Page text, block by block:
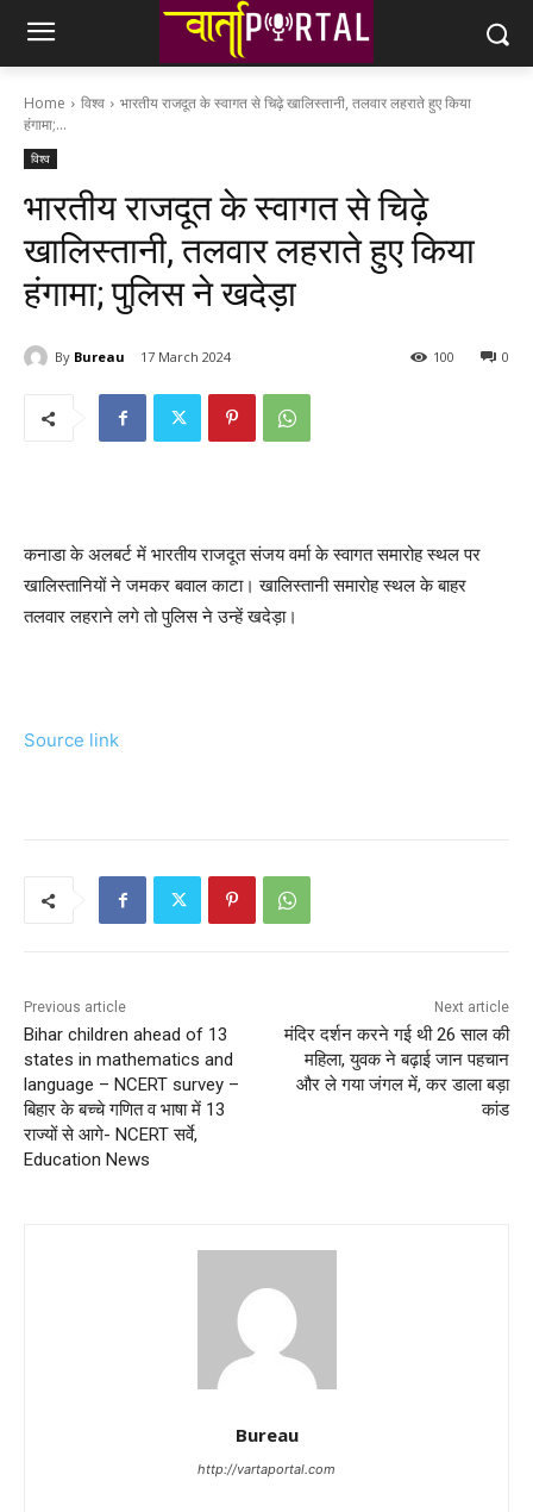
Home विश्व
भारतीय राजदूत के स्वागत से चिढ़े खालिस्तानी, तलवार लहराते हुए किया
हंगामा;...
विश्व
भारतीय राजदूत के स्वागत से चिढ़े
खालिस्तानी, तलवार लहराते हुए किया
हंगामा; पुलिस ने खदेड़ा
By Bureau 17 March 2024 0
100
कनाडा के अलबर्ट में भारतीय राजदूत संजय वर्मा के स्वागत समारोह स्थल पर
खालिस्तानियों ने जमकर बवाल काटा। खालिस्तानी समारोह स्थल के बाहर
तलवार लहराने लगे तो पुलिस ने उन्हें खदेड़ा।
Source link
Previous article
Bihar children ahead of 13
states in mathematics and
language – NCERT survey –
बिहार के बच्चे गणित व भाषा में 13
राज्यों से आगे- NCERT सर्वे,
Education News
Next article
मंदिर दर्शन करने गई थी 26 साल की
महिला, युवक ने बढ़ाई जान पहचान
और ले गया जंगल में, कर डाला बड़ा
कांड
Bureau
http://vartaportal.com